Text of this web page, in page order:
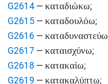
G2614 — καταδιώκω;
G2615 — καταδουλόω;
G2616 — καταδυναστεύω
G2617 — καταισχύνω;
G2618 — κατακαίω;
G2619 — κατακαλύπτω;